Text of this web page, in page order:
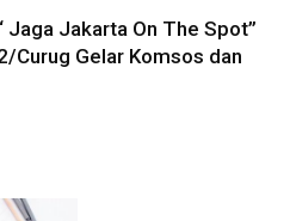
Jaga Jakarta On The Spot”
Curug Gelar Komsos dan